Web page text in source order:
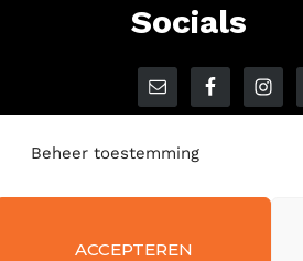
Beheer toestemming
ACCEPTEREN
Socials